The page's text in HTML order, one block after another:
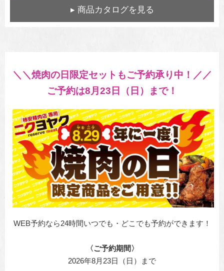
▸ 商品カタログを見る
＼＼焼肉の日限定セットもご予約承り中！／／
ご予約は8月23日（日）まで！
WEB予約なら24時間いつでも・ どこでも予約ができます！
〈ご予約期間〉
2026年8月23日（日）まで